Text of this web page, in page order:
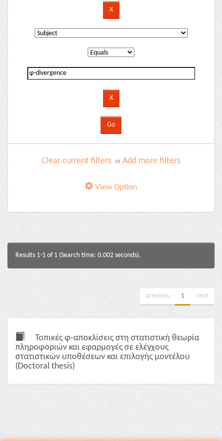
Clear current filters or Add more filters
View Option
Results 1-1 of 1 (Search time: 0.002 seconds).
previous 1 next
Τοπικές φ-αποκλίσεις στη στατιστική θεωρία
πληροφοριών και εφαρμογές σε ελέγχους
στατιστικών υποθέσεων και επιλογής μοντέλου
(Doctoral thesis)